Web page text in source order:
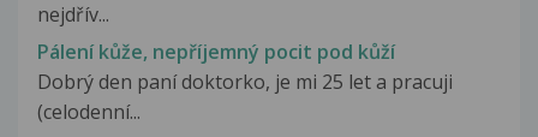
nejdřív...
Pálení kůže, nepříjemný pocit pod kůží
Dobrý den paní doktorko, je mi 25 let a pracuji
(celodenní...